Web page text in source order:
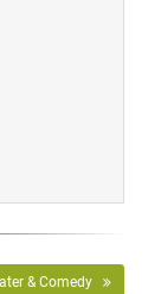
& Comedy